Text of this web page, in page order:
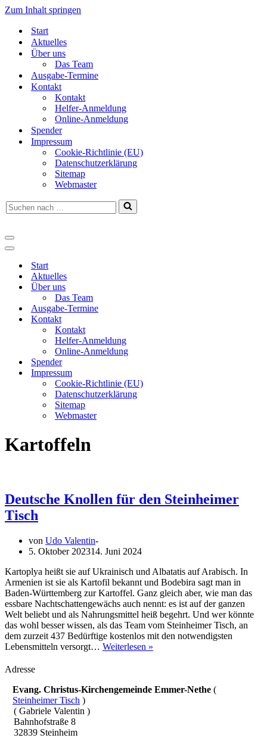
Zum Inhalt springen
Start
Aktuelles
Über uns
Das Team
Ausgabe-Termine
Kontakt
Kontakt
Helfer-Anmeldung
Online-Anmeldung
Spender
Impressum
Cookie-Richtlinie (EU)
Datenschutzerklärung
Sitemap
Webmaster
Suchen
nach …
Navigationsmenü
Navigationsmenü
Start
Aktuelles
Über uns
Das Team
Ausgabe-Termine
Kontakt
Kontakt
Helfer-Anmeldung
Online-Anmeldung
Spender
Impressum
Cookie-Richtlinie (EU)
Datenschutzerklärung
Sitemap
Webmaster
Kartoffeln
Deutsche Knollen für den Steinheimer
Tisch
von Udo Valentin
5. Oktober 202314. Juni 2024
Kartoplya heißt sie auf Ukrainisch und Albatatis auf Arabisch. In
Armenien ist sie als Kartofil bekannt und Bodebira sagt man in
Baden-Württemberg zur Kartoffel. Ganz gleich aber, wie man das
essbare Nachtschattengewächs auch nennt: es ist auf der ganzen
Welt beliebt und als Nahrungsmittel heiß begehrt. Und wer könnte
das wohl besser wissen, als das Team vom Steinheimer Tisch, an
dem zurzeit 437 Bedürftige kostenlos mit den notwendigsten
Lebensmitteln versorgt… Weiterlesen »
Steinheimer
Adresse
Evang. Christus-Kirchengemeinde Emmer-Nethe (
Steinheimer Tisch )
( Gabriele Valentin )
Bahnhofstraße 8
32839 Steinheim